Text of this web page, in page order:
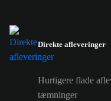
Direkte afleveringer
Hurtigere flade
tæmninger